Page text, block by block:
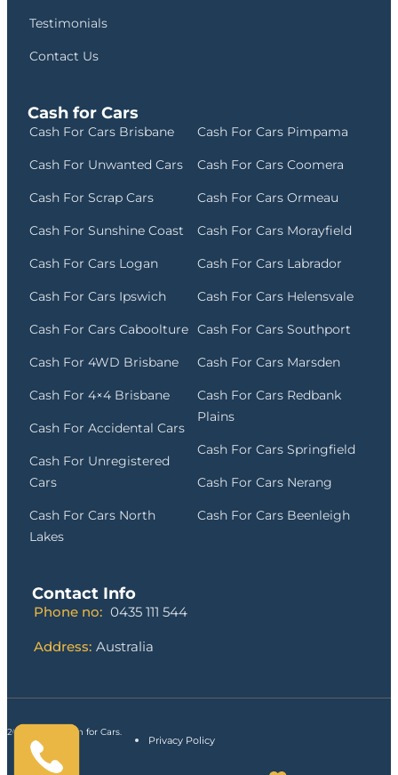
Testimonials
Contact Us
Cash for Cars
Cash For Cars Brisbane
Cash For Unwanted Cars
Cash For Scrap Cars
Cash For Sunshine Coast
Cash For Cars Logan
Cash For Cars Ipswich
Cash For Cars Caboolture
Cash For 4WD Brisbane
Cash For 4×4 Brisbane
Cash For Accidental Cars
Cash For Unregistered
Cars
Cash For Cars North
Lakes
Cash For Cars Pimpama
Cash For Cars Coomera
Cash For Cars Ormeau
Cash For Cars Morayfield
Cash For Cars Labrador
Cash For Cars Helensvale
Cash For Cars Southport
Cash For Cars Marsden
Cash For Cars Redbank
Plains
Cash For Cars Springfield
Cash For Cars Nerang
Cash For Cars Beenleigh
Contact Info
Phone no: 0435 111 544
Address: Australia
2024 5 Star Cash for Cars.
Privacy Policy